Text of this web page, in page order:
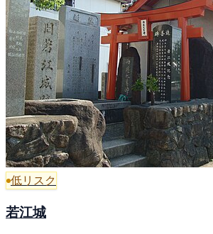
低リスク
若江城